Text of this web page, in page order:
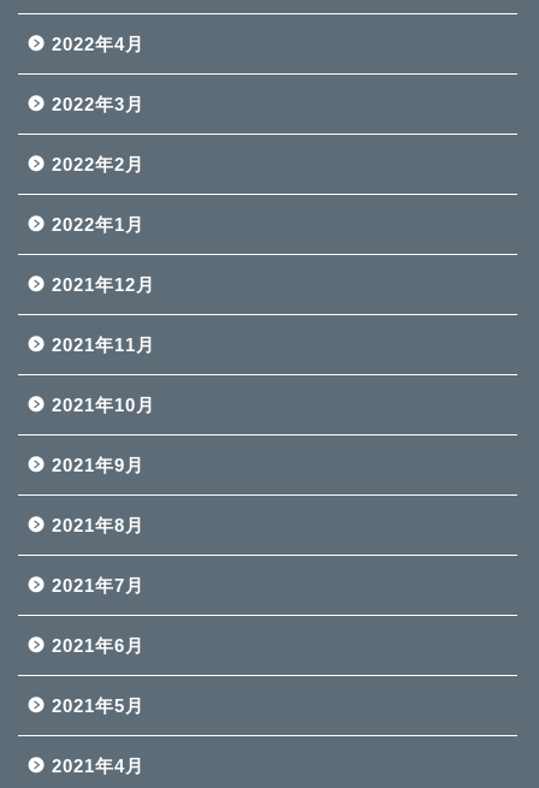
2022年4月
2022年3月
2022年2月
2022年1月
2021年12月
2021年11月
2021年10月
2021年9月
2021年8月
2021年7月
2021年6月
2021年5月
2021年4月